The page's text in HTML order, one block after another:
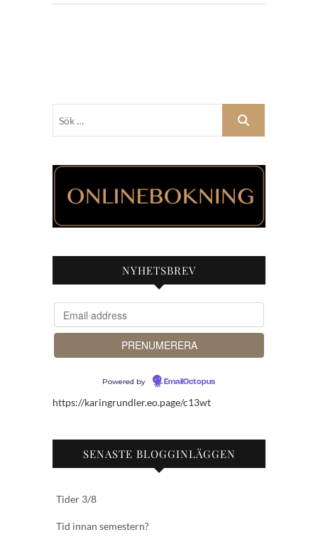
NYHETSBREV
Powered by EmailOctopus
https://karingrundler.eo.page/c13wt
SENASTE BLOGGINLÄGGEN
Tider 3/8
Tid innan semestern?